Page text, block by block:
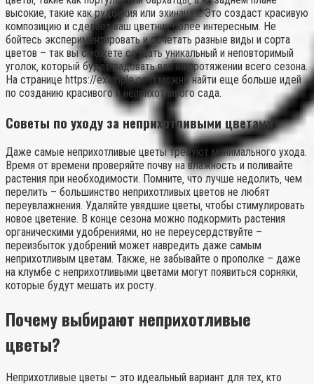
высокие‚ такие как рудбекия или эхинацея. Это создаст красивую
композицию и сделает ваш цветник более интересным. Не
бойтесь экспериментировать и сочетать разные виды и сорта
цветов – так вы сможете создать уникальный и неповторимый
уголок‚ который будет радовать вас на протяжении всего сезона.
На странице https://example.com можно найти еще больше идей
по созданию красивого и неприхотливого сада.
Советы по уходу за неприхотливыми цветами
Даже самые неприхотливые цветы требуют минимального ухода.
Время от времени проверяйте почву на влажность и поливайте
растения при необходимости. Помните‚ что лучше недолить‚ чем
перелить – большинство неприхотливых цветов не любят
переувлажнения. Удаляйте увядшие цветы‚ чтобы стимулировать
новое цветение. В конце сезона можно подкормить растения
органическими удобрениями‚ но не переусердствуйте –
переизбыток удобрений может навредить даже самым
неприхотливым цветам. Также‚ не забывайте о прополке – даже
на клумбе с неприхотливыми цветами могут появиться сорняки‚
которые будут мешать их росту.
Почему выбирают неприхотливые
цветы?
Неприхотливые цветы – это идеальный вариант для тех‚ кто